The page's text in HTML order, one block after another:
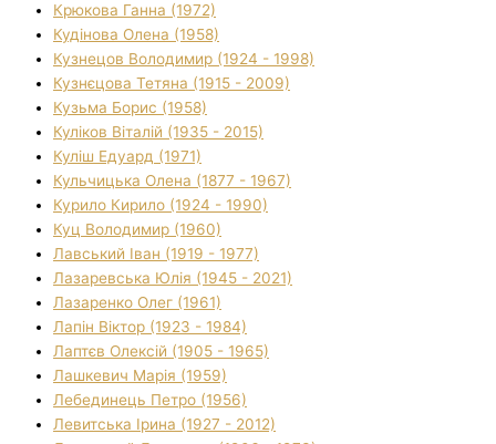
Крюкова Ганна (1972)
Кудінова Олена (1958)
Кузнецов Володимир (1924 - 1998)
Кузнєцова Тетяна (1915 - 2009)
Кузьма Борис (1958)
Куліков Віталій (1935 - 2015)
Куліш Едуард (1971)
Кульчицька Олена (1877 - 1967)
Курило Кирило (1924 - 1990)
Куц Володимир (1960)
Лавський Іван (1919 - 1977)
Лазаревська Юлія (1945 - 2021)
Лазаренко Олег (1961)
Лапін Віктор (1923 - 1984)
Лаптєв Олексій (1905 - 1965)
Лашкевич Марія (1959)
Лебединець Петро (1956)
Левитська Ірина (1927 - 2012)